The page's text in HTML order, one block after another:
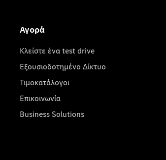
Αγορά
Κλείστε ένα test drive
Εξουσιοδοτημένο Δίκτυο
Τιμοκατάλογοι
Επικοινωνία
Business Solutions